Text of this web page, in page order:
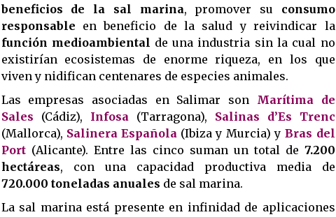
beneficios de la sal marina, promover su consumo
responsable en beneficio de la salud y reivindicar la
función medioambiental de una industria sin la cual no
existirían ecosistemas de enorme riqueza, en los que
viven y nidifican centenares de especies animales.
Las empresas asociadas en Salimar son
Marítima de
Sales (Cádiz), Infosa (Tarragona), Salinas d’Es Trenc
(Mallorca), Salinera Española (Ibiza y Murcia) y Bras del
Port(Alicante). Entre las cinco suman un total de 7.200
hectáreas, con una capacidad productiva media de
720.000 toneladas anuales de sal marina.
La sal marina está presente en infinidad de aplicaciones